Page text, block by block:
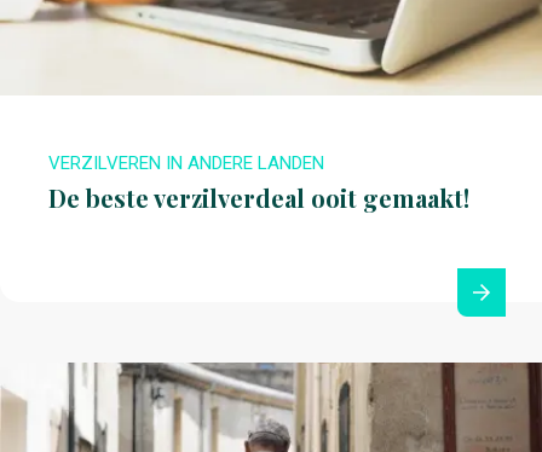
VERZILVEREN IN ANDERE LANDEN
De beste verzilverdeal ooit gemaakt!